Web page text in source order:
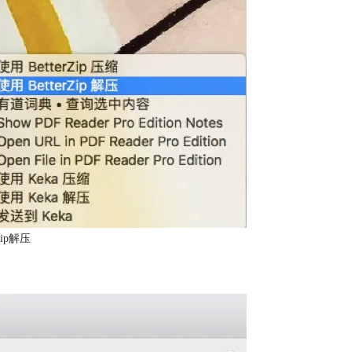
解压